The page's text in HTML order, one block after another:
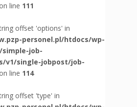
on line 111
offset 'options' in
personel.pl/htdocs/wp-
job-
v1/single-jobpost/job-
on line 114
offset 'type' in